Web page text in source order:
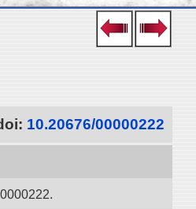
10.20676/00000222